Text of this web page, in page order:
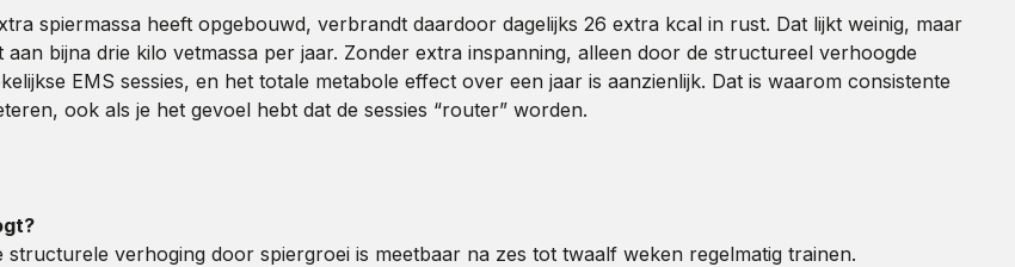
spiermassa heeft opgebouwd, verbrandt daardoor dagelijks 26 extra kcal in rust. Dat lijkt weinig, maar
bijna drie kilo vetmassa per jaar. Zonder extra inspanning, alleen door de structureel verhoogde
EMS sessies, en het totale metabole effect over een jaar is aanzienlijk. Dat is waarom consistente
ook als je het gevoel hebt dat de sessies “router” worden.
structurele verhoging door spiergroei is meetbaar na zes tot twaalf weken regelmatig trainen.